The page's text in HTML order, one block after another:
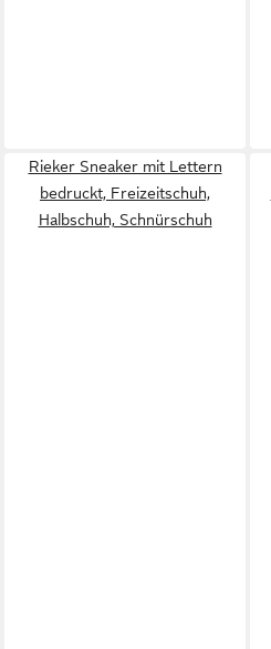
Rieker Sneaker mit Lettern
bedruckt, Freizeitschuh,
Halbschuh, Schnürschuh